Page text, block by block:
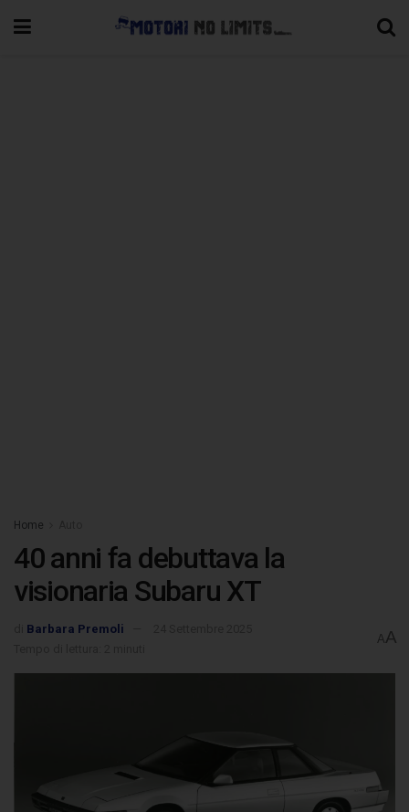
Home
40 anni fa debuttava la
visionaria Subaru XT
Barbara Premoli
AA